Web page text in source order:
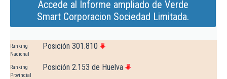
Accede al Informe ampliado de Verde
Smart Corporacion Sociedad Limitada.
Ranking
Nacional
Posición 301.810
Ranking
Provincial
Posición 2.153 de Huelva